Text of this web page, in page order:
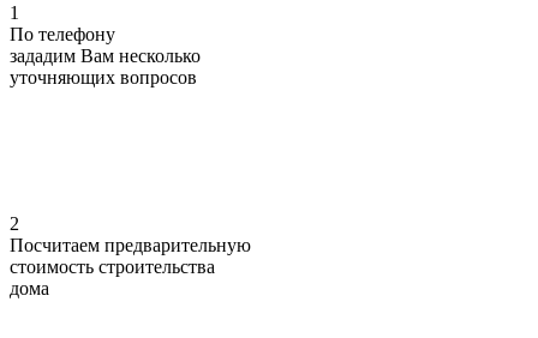
1
По телефону
зададим Вам несколько
уточняющих вопросов
2
Посчитаем предварительную
стоимость строительства
дома